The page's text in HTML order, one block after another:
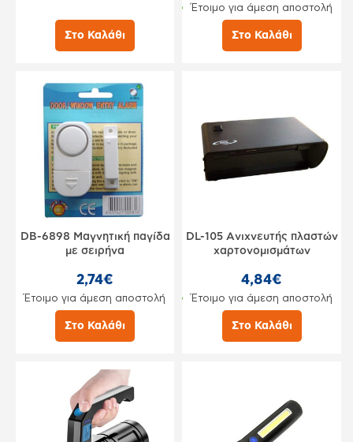
Στο Καλάθι
Έτοιμο για άμεση αποστολή
Στο Καλάθι
DB-6898 Μαγνητική παγίδα
με σειρήνα
2,74€
Έτοιμο για άμεση αποστολή
Στο Καλάθι
DL-105 Aνιχνευτής πλαστών
χαρτονομισμάτων
4,84€
Έτοιμο για άμεση αποστολή
Στο Καλάθι